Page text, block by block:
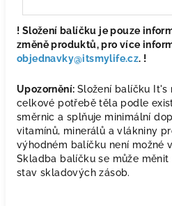
! Složení balíčku je pouze
změně produktů, pro více
objednavky@itsmylife.cz. !
Upozornění: Složení balíčku It's
celkové potřebě těla podle
směrnic a splňuje minimální
vitamínů, minerálů a vlákniny
výhodném balíčku není možné
Skladba balíčku se může
stav skladových zásob.